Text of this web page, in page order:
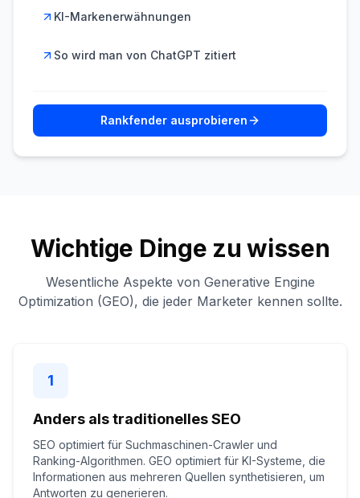
KI-Markenerwähnungen
So wird man von ChatGPT zitiert
Rankfender ausprobieren
Wichtige Dinge zu wissen
Wesentliche Aspekte von Generative Engine
Optimization (GEO), die jeder Marketer kennen sollte.
1
Anders als traditionelles SEO
SEO optimiert für Suchmaschinen-Crawler und
Ranking-Algorithmen. GEO optimiert für KI-Systeme, die
Informationen aus mehreren Quellen synthetisieren, um
Antworten zu generieren.